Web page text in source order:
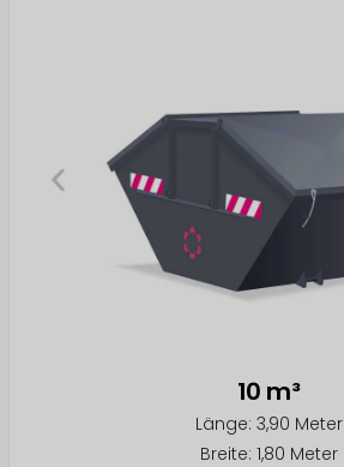
10 m³
Länge: 3,90 Meter
Breite: 1,80 Meter